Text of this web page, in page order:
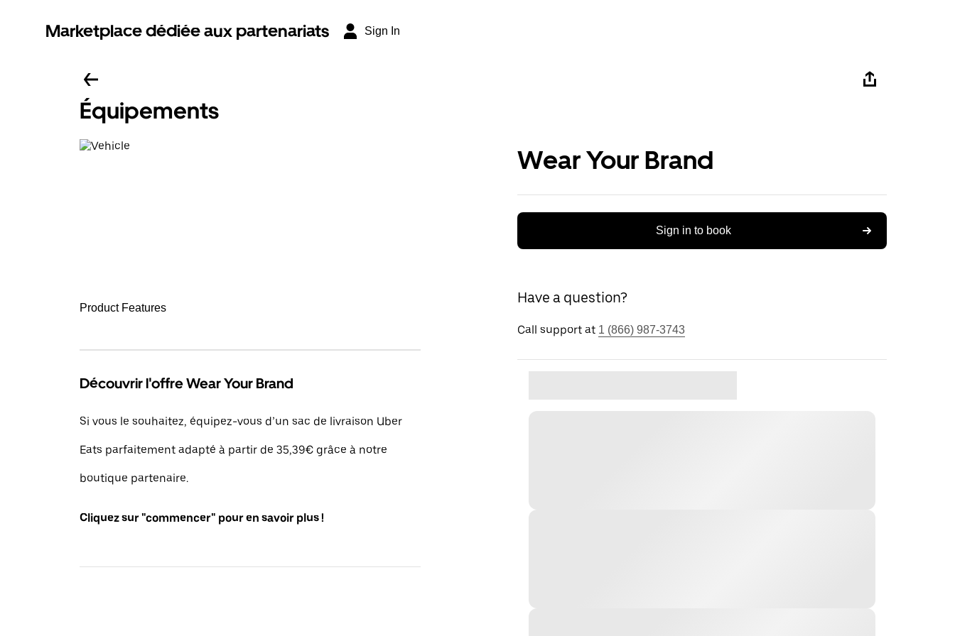
Marketplace dédiée aux partenariats Sign In
Équipements
Product Features
Découvrir l'offre Wear Your Brand
Si vous le souhaitez, équipez-vous d’un sac de livraison Uber
Eats parfaitement adapté à partir de 35,39€ grâce à notre
boutique partenaire.
Cliquez sur "commencer" pour en savoir plus !
Wear Your Brand
Sign in to book
Have a question?
Call support at 1 (866) 987-3743